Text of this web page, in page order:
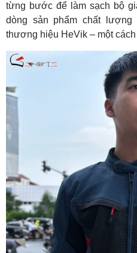
từng bước để làm sạch bộ
dòng sản phẩm chất
thương hiệu HeVik – một